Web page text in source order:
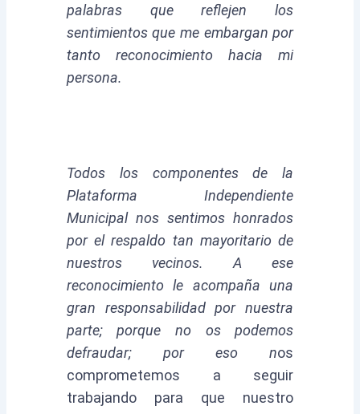
palabras que reflejen los
sentimientos que me embargan por
tanto reconocimiento hacia mi
persona.
Todos los componentes de la
Plataforma Independiente
Municipal nos sentimos honrados
por el respaldo tan mayoritario de
nuestros vecinos. A ese
reconocimiento le acompaña una
gran responsabilidad por nuestra
parte; porque no os podemos
defraudar; por eso nos
comprometemos a seguir
trabajando para que nuestro